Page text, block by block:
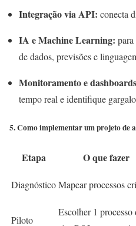
Integração via API: conecta
IA e Machine Learning:
de dados, previsões e
Monitoramento e
tempo real e identifique
5. Como implementar um projeto de
Etapa O que fazer
DiagnósticoMapear processos
Piloto
Escolher 1 processo